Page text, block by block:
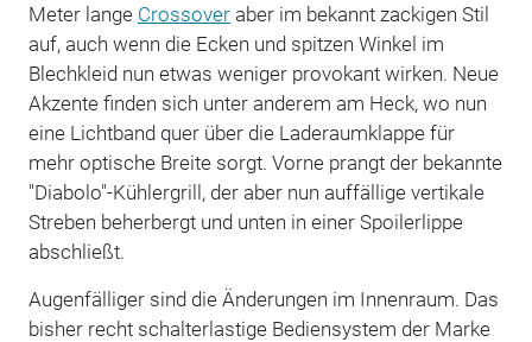
Meter lange Crossoveraber im bekannt zackigen Stil
auf, auch wenn die Ecken und spitzen Winkel im
Blechkleid nun etwas weniger provokant wirken. Neue
Akzente finden sich unter anderem am Heck, wo nun
eine Lichtband quer über die Laderaumklappe für
mehr optische Breite sorgt. Vorne prangt der bekannte
"Diabolo"-Kühlergrill, der aber nun auffällige vertikale
Streben beherbergt und unten in einer Spoilerlippe
abschließt.
Augenfälliger sind die Änderungen im Innenraum. Das
bisher recht schalterlastige Bediensystem der Marke